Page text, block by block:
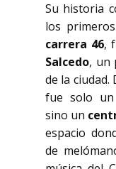
Su historia
los
carrera 46,
Salcedo, un
de la ciudad.
fue solo un
sino un
espacio
de